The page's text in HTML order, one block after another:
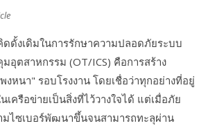
ดั้งเดิมในการรักษาความปลอดภัยระบบ
อุตสาหกรรม (OT/ICS) คือการสร้าง
งหนา" รอบโรงงาน โดยเชื่อว่าทุกอย่างที่อยู่
เครือข่ายเป็นสิ่งที่ไว้วางใจได้ แต่เมื่อภัย
มไซเบอร์พัฒนาขึ้นจนสามารถทะลุผ่าน